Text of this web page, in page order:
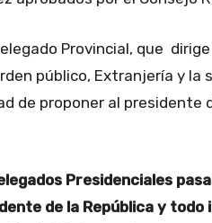
Provincial, que
público, Extranjería y la
de proponer al presidente
Presidenciales
de la República y todo